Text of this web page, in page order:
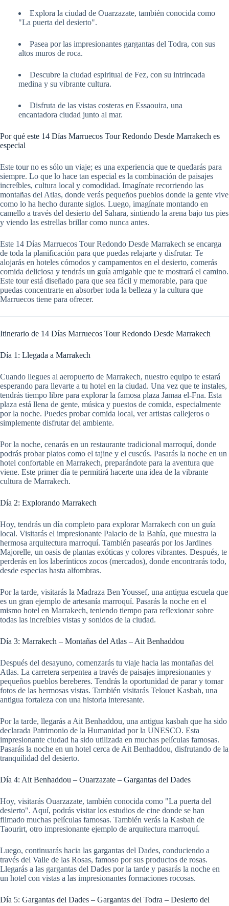
Explora la ciudad de Ouarzazate, también conocida como
"La puerta del desierto".
Pasea por las impresionantes gargantas del Todra, con sus
altos muros de roca.
Descubre la ciudad espiritual de Fez, con su intrincada
medina y su vibrante cultura.
Disfruta de las vistas costeras en Essaouira, una
encantadora ciudad junto al mar.
Por qué este 14 Días Marruecos Tour Redondo Desde Marrakech es
especial
Este tour no es sólo un viaje; es una experiencia que te quedarás para
siempre. Lo que lo hace tan especial es la combinación de paisajes
increíbles, cultura local y comodidad. Imagínate recorriendo las
montañas del Atlas, donde verás pequeños pueblos donde la gente vive
como lo ha hecho durante siglos. Luego, imagínate montando en
camello a través del desierto del Sahara, sintiendo la arena bajo tus pies
y viendo las estrellas brillar como nunca antes.
Este 14 Días Marruecos Tour Redondo Desde Marrakech se encarga
de toda la planificación para que puedas relajarte y disfrutar. Te
alojarás en hoteles cómodos y campamentos en el desierto, comerás
comida deliciosa y tendrás un guía amigable que te mostrará el camino.
Este tour está diseñado para que sea fácil y memorable, para que
puedas concentrarte en absorber toda la belleza y la cultura que
Marruecos tiene para ofrecer.
Itinerario de 14 Días Marruecos Tour Redondo Desde Marrakech
Día 1: Llegada a Marrakech
Cuando llegues al aeropuerto de Marrakech, nuestro equipo te estará
esperando para llevarte a tu hotel en la ciudad. Una vez que te instales,
tendrás tiempo libre para explorar la famosa plaza Jamaa el-Fna. Esta
plaza está llena de gente, música y puestos de comida, especialmente
por la noche. Puedes probar comida local, ver artistas callejeros o
simplemente disfrutar del ambiente.
Por la noche, cenarás en un restaurante tradicional marroquí, donde
podrás probar platos como el tajine y el cuscús. Pasarás la noche en un
hotel confortable en Marrakech, preparándote para la aventura que
viene. Este primer día te permitirá hacerte una idea de la vibrante
cultura de Marrakech.
Día 2: Explorando Marrakech
Hoy, tendrás un día completo para explorar Marrakech con un guía
local. Visitarás el impresionante Palacio de la Bahía, que muestra la
hermosa arquitectura marroquí. También pasearás por los Jardines
Majorelle, un oasis de plantas exóticas y colores vibrantes. Después, te
perderás en los laberínticos zocos (mercados), donde encontrarás todo,
desde especias hasta alfombras.
Por la tarde, visitarás la Madraza Ben Youssef, una antigua escuela que
es un gran ejemplo de artesanía marroquí. Pasarás la noche en el
mismo hotel en Marrakech, teniendo tiempo para reflexionar sobre
todas las increíbles vistas y sonidos de la ciudad.
Día 3: Marrakech – Montañas del Atlas – Ait Benhaddou
Después del desayuno, comenzarás tu viaje hacia las montañas del
Atlas. La carretera serpentea a través de paisajes impresionantes y
pequeños pueblos bereberes. Tendrás la oportunidad de parar y tomar
fotos de las hermosas vistas. También visitarás Telouet Kasbah, una
antigua fortaleza con una historia interesante.
Por la tarde, llegarás a Ait Benhaddou, una antigua kasbah que ha sido
declarada Patrimonio de la Humanidad por la UNESCO. Esta
impresionante ciudad ha sido utilizada en muchas películas famosas.
Pasarás la noche en un hotel cerca de Ait Benhaddou, disfrutando de la
tranquilidad del desierto.
Día 4: Ait Benhaddou – Ouarzazate – Gargantas del Dades
Hoy, visitarás Ouarzazate, también conocida como "La puerta del
desierto". Aquí, podrás visitar los estudios de cine donde se han
filmado muchas películas famosas. También verás la Kasbah de
Taourirt, otro impresionante ejemplo de arquitectura marroquí.
Luego, continuarás hacia las gargantas del Dades, conduciendo a
través del Valle de las Rosas, famoso por sus productos de rosas.
Llegarás a las gargantas del Dades por la tarde y pasarás la noche en
un hotel con vistas a las impresionantes formaciones rocosas.
Día 5: Gargantas del Dades – Gargantas del Todra – Desierto del